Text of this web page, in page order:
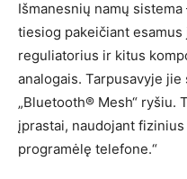
Išmanesnių namų
tiesiog pakeičiant
reguliatorius ir kitus
analogais. Tarpusavyje
„Bluetooth® Mesh“ ryšiu.
įprastai, naudojant
programėlę telefone.“